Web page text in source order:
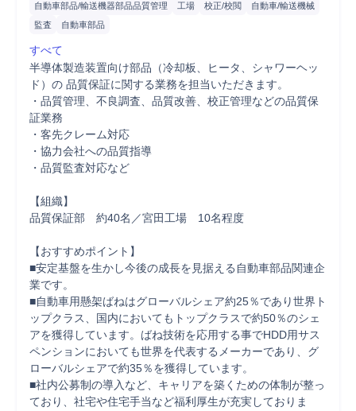
自動車部品/輸送機器部品品質管理
工場 校正/校閲
自動車/輸送機械
監査
自動車部品
すべて
半導体製造装置向け部品（冷却板、ヒータ、シャワーヘッ
ド）の 品質保証に関する業務を担当いただきます。
・品質管理、不良調査、品質改善、校正管理などの品質保
証業務
・客先クレーム対応
・協力会社への品質指導
・品質監査対応など
【組織】
品質保証部　約40名／宮田工場　10名程度
【おすすめポイント】
■安定基盤を生かし今後の成長を見据える自動車部品関連企
業です。
■自動車用懸架ばねはグローバルシェア約25％であり世界ト
ップクラス、国内においてもトップクラスで約50％のシェ
アを獲得しています。ばね技術を応用する事でHDD用サス
ペンションにおいても世界を代表するメーカーであり、グ
ローバルシェアで約35％を獲得しています。
■社内公募制の導入など、キャリアを築くための体制が整っ
ており、社宅や住宅手当など福利厚生が充実しておりま